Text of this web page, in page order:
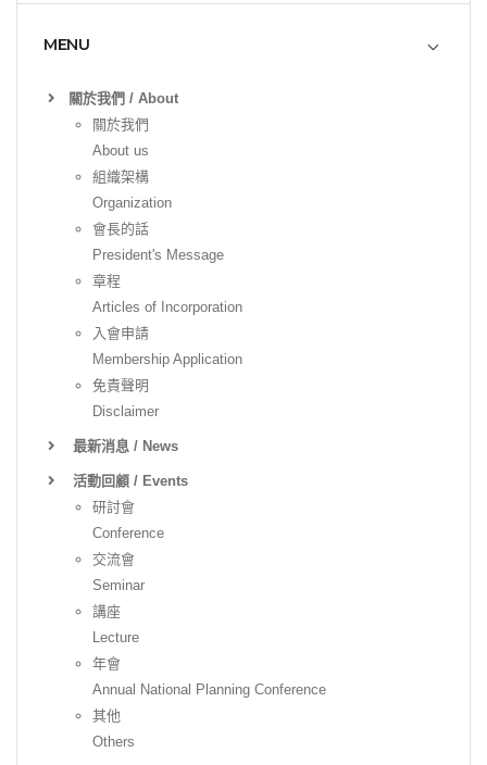
MENU
關於我們 / About
關於我們
About us
組織架構
Organization
會長的話
President's Message
章程
Articles of Incorporation
入會申請
Membership Application
免責聲明
Disclaimer
最新消息 / News
活動回顧 / Events
研討會
Conference
交流會
Seminar
講座
Lecture
年會
Annual National Planning Conference
其他
Others